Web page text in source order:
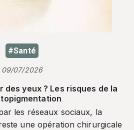
#Santé
09/07/2026
des yeux ? Les risques de la
les réseaux sociaux, la
une opération chirurgicale